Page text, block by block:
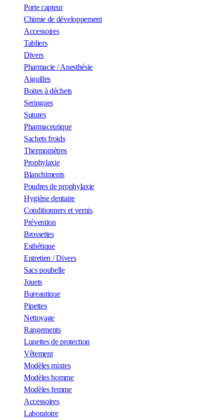
Porte capteur
Chimie de développement
Accessoires
Tabliers
Divers
Pharmacie / Anesthésie
Aiguilles
Boites à déchets
Seringues
Sutures
Pharmaceutique
Sachets froids
Thermomètres
Prophylaxie
Blanchiments
Poudres de prophylaxie
Hygiène dentaire
Conditionners et vernis
Prévention
Brossettes
Esthétique
Entretien / Divers
Sacs poubelle
Jouets
Bureautique
Pipettes
Nettoyage
Rangements
Lunettes de protection
Vêtement
Modèles mixtes
Modèles homme
Modèles femme
Accessoires
Laboratoire